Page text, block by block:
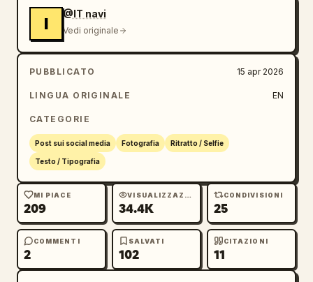
      "headline": "
OpenAI rilascia il rivoluzionario nuovo
2'
"
    }
}
I
@IT navi
Vedi originale
PUBBLICATO 15 apr 2026
LINGUA ORIGINALE EN
CATEGORIE
Post sui social media Fotografia Ritratto / Selfie
Testo / Tipografia
MI PIACE
209
VISUALIZZAZIONI
34.4K
CONDIVISIONI
25
COMMENTI
2
SALVATI
102
CITAZIONI
11